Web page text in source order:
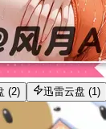
(2) 迅雷云盘 (1)